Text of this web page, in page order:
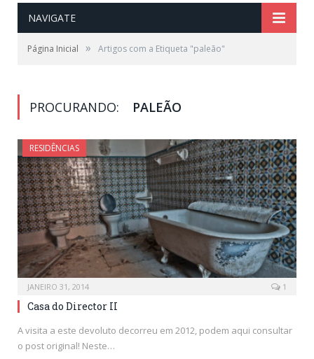
NAVIGATE
Página Inicial » Artigos com a Etiqueta "paleão"
PROCURANDO: PALEÃO
RESIDÊNCIAS
JANEIRO 31, 2014 1
Casa do Director II
A visita a este devoluto decorreu em 2012, podem aqui consultar
o post original! Neste…